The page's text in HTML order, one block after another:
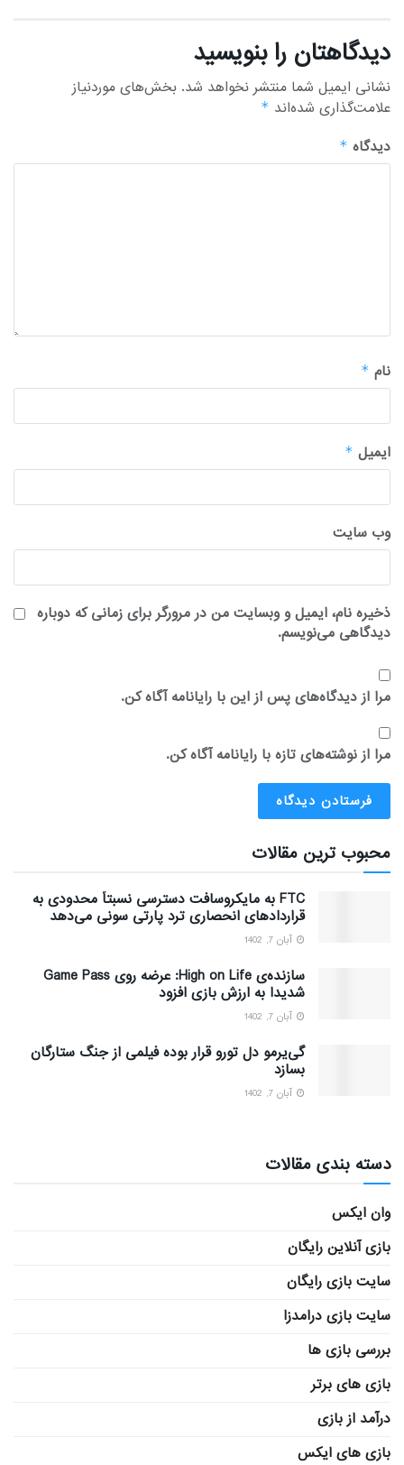
دیدگاهتان را بنویسید
نشانی ایمیل شما منتشر نخواهد شد. بخش‌های موردنیاز
علامت‌گذاری شده‌اند *
دیدگاه *
نام *
ایمیل *
وب‌ سایت
ذخیره نام، ایمیل و وبسایت من در مرورگر برای زمانی که دوباره
دیدگاهی می‌نویسم.
مرا از دیدگاه‌های پس از این با رایانامه آگاه کن.
مرا از نوشته‌های تازه با رایانامه آگاه کن.
محبوب ترین مقالات
FTC به مایکروسافت دسترسی نسبتاً محدودی به
قراردادهای انحصاری ترد پارتی سونی می‌دهد
آبان 7, 1402
سازنده‌ی High on Life: عرضه روی Game Pass
شدیدا به ارزش بازی افزود
آبان 7, 1402
گی‌یرمو دل تورو قرار بوده فیلمی از جنگ ستارگان
بسازد
آبان 7, 1402
دسته بندی مقالات
وان ایکس
بازی آنلاین رایگان
سایت بازی رایگان
سایت بازی درامدزا
بررسی بازی ها
بازی های برتر
درآمد از بازی
بازی های ایکس